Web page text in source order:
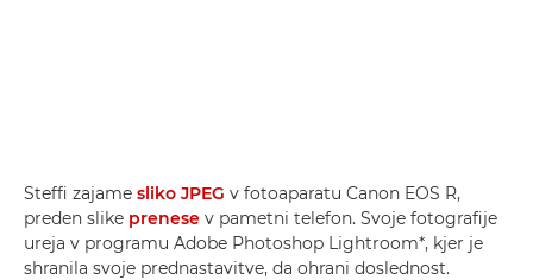
Steffi zajame sliko JPEG v fotoaparatu Canon EOS R,
preden slike prenese v pametni telefon. Svoje fotografije
ureja v programu Adobe Photoshop Lightroom*, kjer je
shranila svoje prednastavitve, da ohrani doslednost.